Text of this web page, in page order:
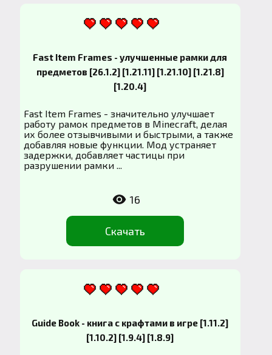
Fast Item Frames - улучшенные рамки для
предметов [26.1.2] [1.21.11] [1.21.10] [1.21.8]
[1.20.4]
Fast Item Frames - значительно улучшает
работу рамок предметов в Minecraft, делая
их более отзывчивыми и быстрыми, а также
добавляя новые функции. Мод устраняет
задержки, добавляет частицы при
разрушении рамки ...
Скачать
16
Guide Book - книга с крафтами в игре [1.11.2]
[1.10.2] [1.9.4] [1.8.9]